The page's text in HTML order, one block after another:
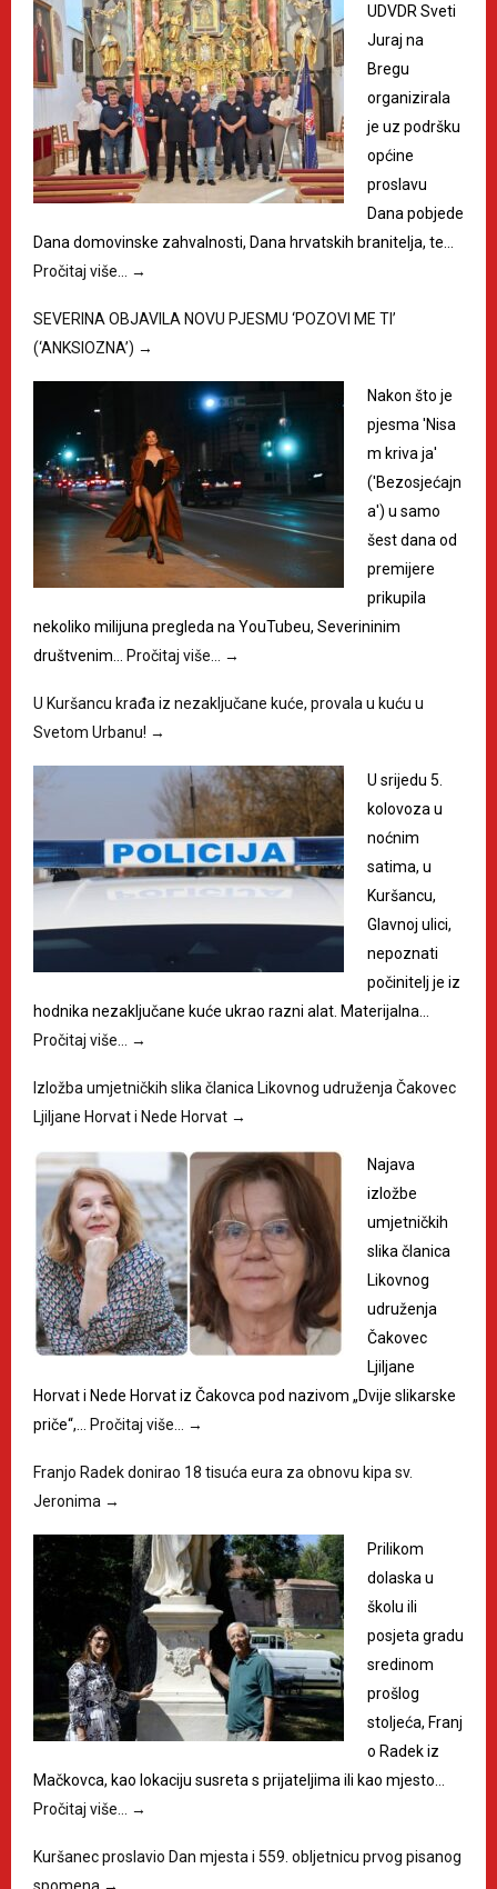
UDVDR Sveti
Juraj na
Bregu
organizirala
je uz podršku
općine
proslavu
Dana pobjede
Dana domovinske zahvalnosti, Dana hrvatskih branitelja, te…
Pročitaj više…
→
SEVERINA OBJAVILA NOVU PJESMU ‘POZOVI ME TI’
(‘ANKSIOZNA’) →
Nakon što je
pjesma 'Nisa
m kriva ja'
('Bezosjećajn
a') u samo
šest dana od
premijere
prikupila
nekoliko milijuna pregleda na YouTubeu, Severininim
društvenim…
Pročitaj više… →
U Kuršancu krađa iz nezaključane kuće, provala u kuću u
Svetom Urbanu! →
U srijedu 5.
kolovoza u
noćnim
satima, u
Kuršancu,
Glavnoj ulici,
nepoznati
počinitelj je iz
hodnika nezaključane kuće ukrao razni alat. Materijalna…
Pročitaj više…
→
Izložba umjetničkih slika članica Likovnog udruženja Čakovec
Ljiljane Horvat i Nede Horvat →
Najava
izložbe
umjetničkih
slika članica
Likovnog
udruženja
Čakovec
Ljiljane
Horvat i Nede Horvat iz Čakovca pod nazivom „Dvije slikarske
priče“,…
Pročitaj više… →
Franjo Radek donirao 18 tisuća eura za obnovu kipa sv.
Jeronima →
Prilikom
dolaska u
školu ili
posjeta gradu
sredinom
prošlog
stoljeća, Franj
o Radek iz
Mačkovca, kao lokaciju susreta s prijateljima ili kao mjesto…
Pročitaj više…
→
Kuršanec proslavio Dan mjesta i 559. obljetnicu prvog pisanog